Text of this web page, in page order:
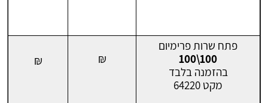
פתח שרות פרימיום
100\100
בהזמנה בלבד
מקט 64220
₪
₪